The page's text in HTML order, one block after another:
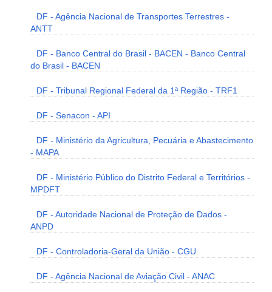
DF - Agência Nacional de Transportes Terrestres -
ANTT
DF - Banco Central do Brasil - BACEN - Banco Central
do Brasil - BACEN
DF - Tribunal Regional Federal da 1ª Região - TRF1
DF - Senacon - API
DF - Ministério da Agricultura, Pecuária e Abastecimento
- MAPA
DF - Ministério Público do Distrito Federal e Territórios -
MPDFT
DF - Autoridade Nacional de Proteção de Dados -
ANPD
DF - Controladoria-Geral da União - CGU
DF - Agência Nacional de Aviação Civil - ANAC